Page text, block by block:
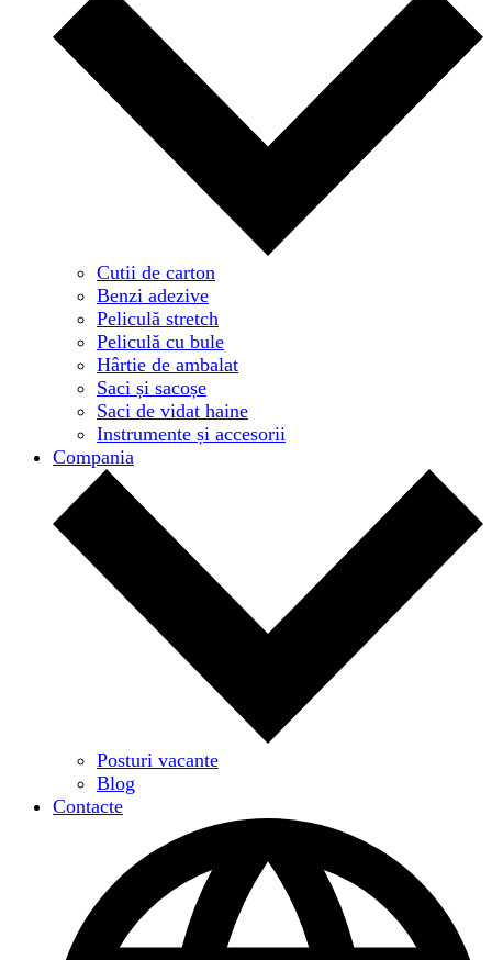
Cutii de carton
Benzi adezive
Peliculă stretch
Peliculă cu bule
Hârtie de ambalat
Saci și sacoșe
Saci de vidat haine
Instrumente și accesorii
Compania
Posturi vacante
Blog
Contacte